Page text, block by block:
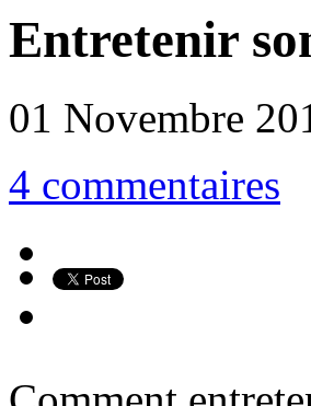
Entretenir
01 Novembre
4 commentaires